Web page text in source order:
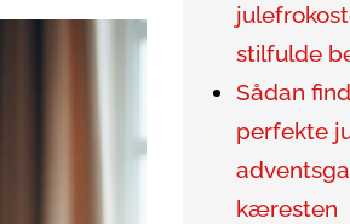
stilfulde
Sådan
perfekte
kæresten